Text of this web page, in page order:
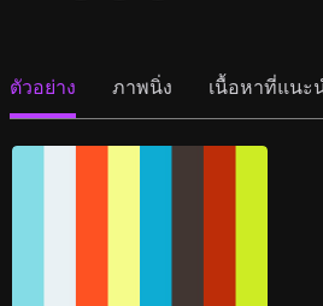
ตัวอย่าง ภาพนิ่ง เนื้อหาที่แนะ